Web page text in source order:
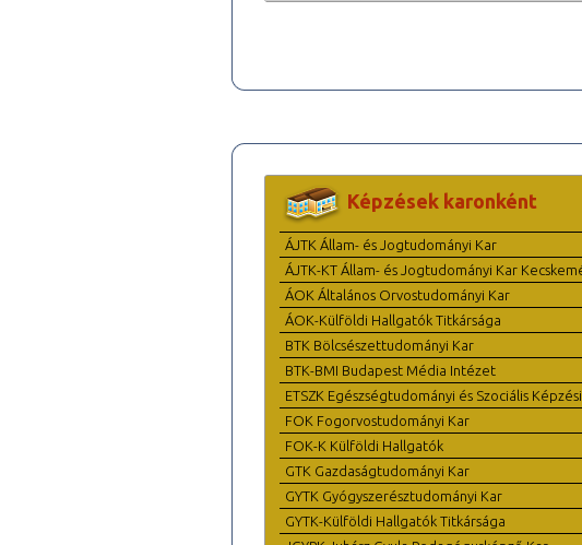
Képzések karonként
ÁJTK Állam- és Jogtudományi Kar
ÁJTK-KT Állam- és Jogtudományi Kar
ÁOK Általános Orvostudományi Kar
ÁOK-Külföldi Hallgatók Titkársága
BTK Bölcsészettudományi Kar
BTK-BMI Budapest Média Intézet
ETSZK Egészségtudományi és Szociális
FOK Fogorvostudományi Kar
FOK-K Külföldi Hallgatók
GTK Gazdaságtudományi Kar
GYTK Gyógyszerésztudományi Kar
GYTK-Külföldi Hallgatók Titkársága